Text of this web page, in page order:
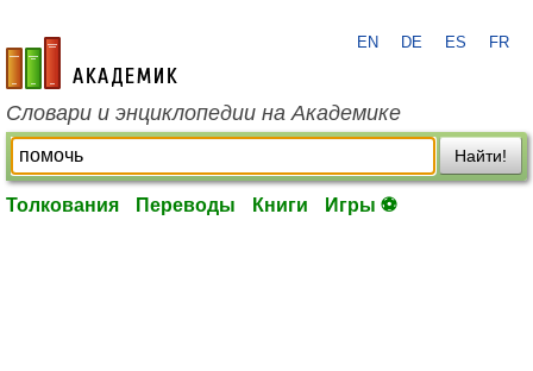
academic.ru
EN DE ES FR
Словари и энциклопедии на Академике
Найти!
Толкования Переводы Книги Игры ⚽